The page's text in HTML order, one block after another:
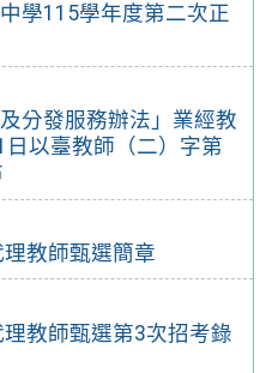
學115學年度第二次正
分發服務辦法」業經教
以臺教師（二）字第
教師甄選簡章
教師甄選第3次招考錄